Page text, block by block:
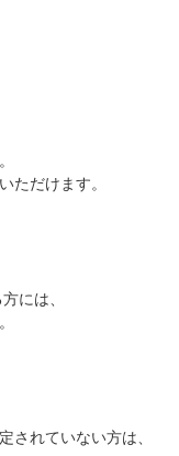
ただけます。
には、
されていない方は、